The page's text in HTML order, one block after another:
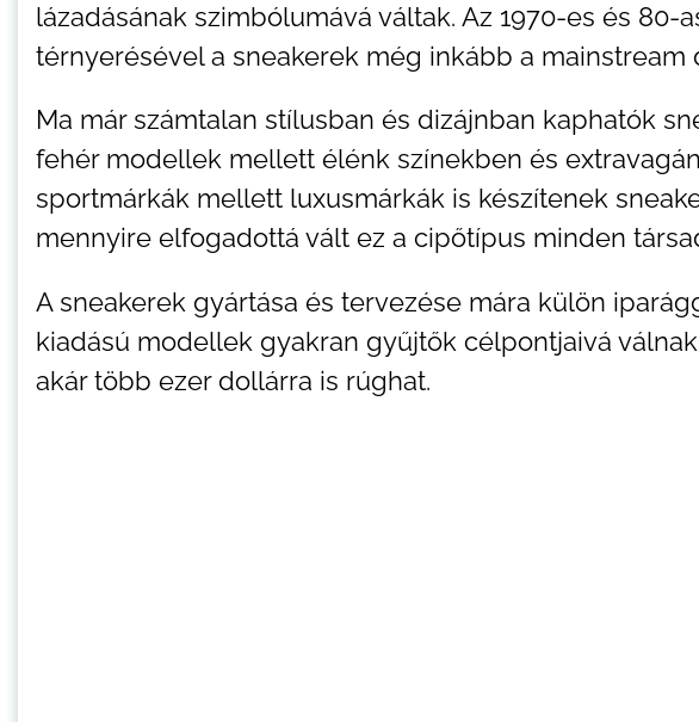
lázadásának szimbólumává váltak. Az 1970-es és
térnyerésével a sneakerek még inkább a mainstream
Ma már számtalan stílusban és dizájnban kaphatók
fehér modellek mellett élénk színekben és
sportmárkák mellett luxusmárkák is készítenek
mennyire elfogadottá vált ez a cipőtípus minden
A sneakerek gyártása és tervezése mára külön
kiadású modellek gyakran gyűjtők célpontjaivá
akár több ezer dollárra is rúghat.